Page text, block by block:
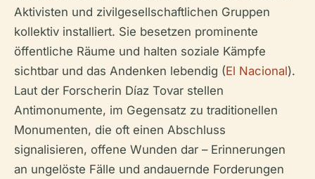
Aktivisten und zivilgesellschaftlichen Gruppen
kollektiv installiert. Sie besetzen prominente
öffentliche Räume und halten soziale Kämpfe
sichtbar und das Andenken lebendig (El Nacional).
Laut der Forscherin Díaz Tovar stellen
Antimonumente, im Gegensatz zu traditionellen
Monumenten, die oft einen Abschluss
signalisieren, offene Wunden dar – Erinnerungen
an ungelöste Fälle und andauernde Forderungen